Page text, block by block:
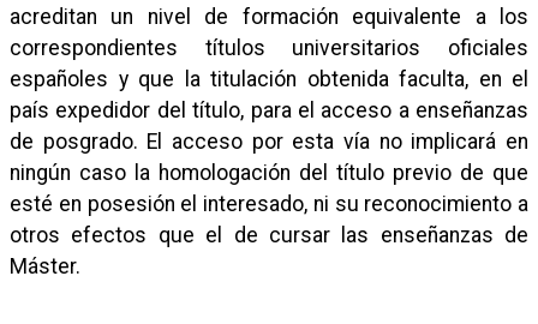
acreditan un nivel de formación equivalente a los
correspondientes títulos universitarios oficiales
españoles y que la titulación obtenida faculta, en el
país expedidor del título, para el acceso a enseñanzas
de posgrado. El acceso por esta vía no implicará en
ningún caso la homologación del título previo de que
esté en posesión el interesado, ni su reconocimiento a
otros efectos que el de cursar las enseñanzas de
Máster.